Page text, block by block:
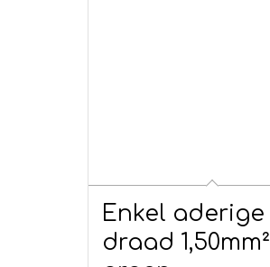
Enkel aderige
draad 1,50mm²